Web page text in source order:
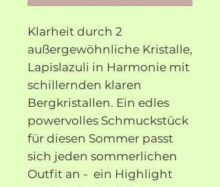
Klarheit durch 2
außergewöhnliche Kristalle,
Lapislazuli in Harmonie mit
schillernden klaren
Bergkristallen. Ein edles
powervolles Schmuckstück
für diesen Sommer passt
sich jeden sommerlichen
Outfit an - ein Highlight